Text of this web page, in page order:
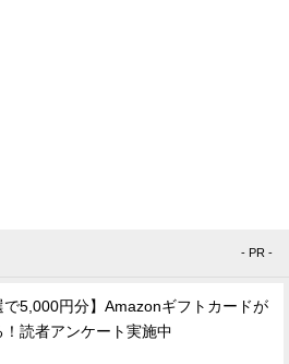
- PR -
で5,000円分】Amazonギフトカードが
！読者アンケート実施中